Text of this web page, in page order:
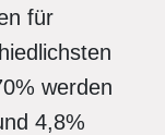
für
werden
4,8%